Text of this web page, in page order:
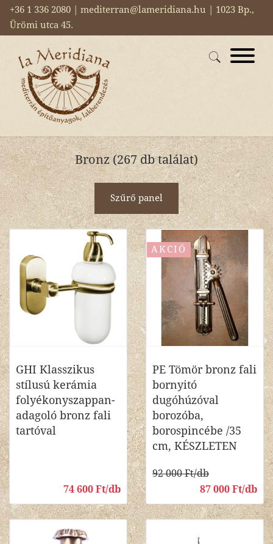
+36 1 336 2080 | mediterran@lameridiana.hu | 1023 Bp.,
Ürömi utca 45.
Bronz (267 db találat)
Szűrő panel
GHI Klasszikus
stílusú kerámia
folyékonyszappan-
adagoló bronz fali
tartóval
74 600 Ft/db
AKCIÓ
PE Tömör bronz fali
bornyitó
dugóhúzóval
borozóba,
borospincébe /35
cm, KÉSZLETEN
92 000 Ft/db
87 000 Ft/db